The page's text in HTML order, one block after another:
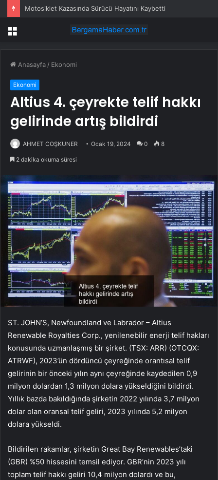
Motosiklet Kazasında Sürücü Hayatını Kaybetti
Menü
Anasayfa / Ekonomi
Ekonomi
Altius 4. çeyrekte telif hakkı
gelirinde artış bildirdi
AHMET COŞKUNER Ocak 19, 2024 0 8
2 dakika okuma süresi
ST. JOHN’S, Newfoundland ve Labrador – Altius
Renewable Royalties Corp., yenilenebilir enerji telif hakları
konusunda uzmanlaşmış bir şirket. (TSX: ARR) (OTCQX:
ATRWF), 2023’ün dördüncü çeyreğinde orantısal telif
gelirinin bir önceki yılın aynı çeyreğinde kaydedilen 0,9
milyon dolardan 1,3 milyon dolara yükseldiğini bildirdi.
Yıllık bazda bakıldığında şirketin 2022 yılında 3,7 milyon
dolar olan oransal telif geliri, 2023 yılında 5,2 milyon
dolara yükseldi.
Bildirilen rakamlar, şirketin Great Bay Renewables’taki
(GBR) %50 hissesini temsil ediyor. GBR’nin 2023 yılı
toplam telif hakkı geliri 10,4 milyon dolardı ve bu,